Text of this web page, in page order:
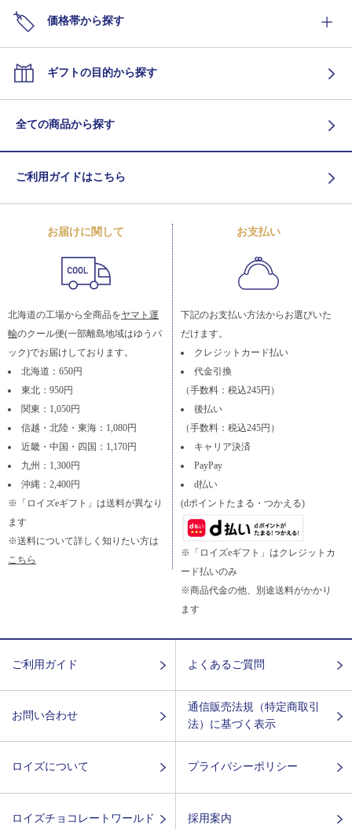
価格帯から探す
ギフトの目的から探す
全ての商品から探す
ご利用ガイドはこちら
お届けに関して
北海道の工場から全商品をヤマト運
輸のクール便(一部離島地域はゆうパ
ック)でお届けしております。
北海道：650円
東北：950円
関東：1,050円
信越・北陸・東海：1,080円
近畿・中国・四国：1,170円
九州：1,300円
沖縄：2,400円
※「ロイズeギフト」は送料が異なり
ます
※送料について詳しく知りたい方は
こちら
お支払い
下記のお支払い方法からお選びいた
だけます。
クレジットカード払い
代金引換
（手数料：税込245円）
後払い
（手数料：税込245円）
キャリア決済
PayPay
d払い
(dポイントたまる・つかえる)
※「ロイズeギフト」はクレジットカ
ード払いのみ
※商品代金の他、別途送料がかかり
ます
ご利用ガイド よくあるご質問
お問い合わせ
通信販売法規（特定商取引
法）に基づく表示
ロイズについて プライバシーポリシー
ロイズチョコレートワールド 採用案内